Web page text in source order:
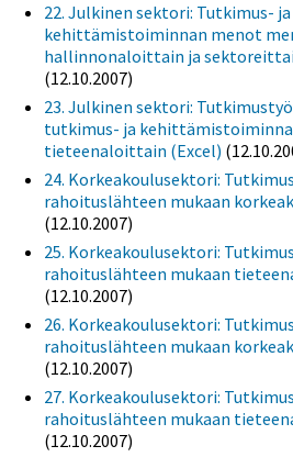
22. Julkinen sektori: Tutkimus- ja
kehittämistoiminnan menot
hallinnonaloittain ja
(12.10.2007)
23. Julkinen sektori:
tutkimus- ja
tieteenaloittain (Excel)
24. Korkeakoulusektori:
rahoituslähteen mukaan
(12.10.2007)
25. Korkeakoulusektori:
rahoituslähteen mukaan
(12.10.2007)
26. Korkeakoulusektori:
rahoituslähteen mukaan
(12.10.2007)
27. Korkeakoulusektori:
rahoituslähteen mukaan
(12.10.2007)